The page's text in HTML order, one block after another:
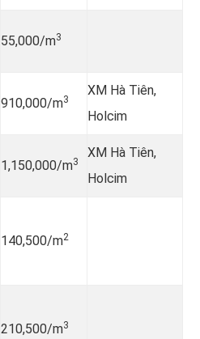
55,000/m3
910,000/m3
XM Hà Tiên,
Holcim
1,150,000/m3
XM Hà Tiên,
Holcim
140,500/m2
210,500/m3